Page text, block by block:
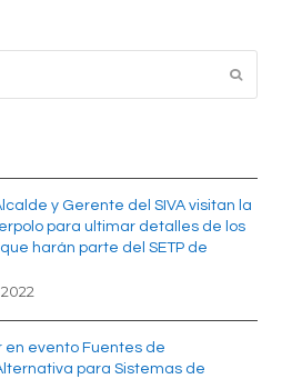
y Gerente del SIVA visitan la
para ultimar detalles de los
harán parte del SETP de
en evento Fuentes de
para Sistemas de